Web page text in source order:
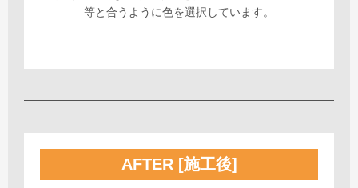
等と合うように色を選択しています。
AFTER [施工後]